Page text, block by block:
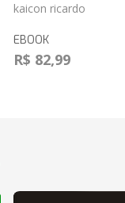
kaicon ricardo
EBOOK
R$ 82,99